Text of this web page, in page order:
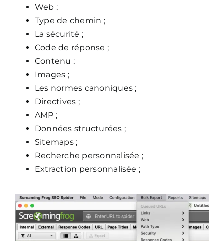
Web ;
Type de chemin ;
La sécurité ;
Code de réponse ;
Contenu ;
Images ;
Les normes canoniques ;
Directives ;
AMP ;
Données structurées ;
Sitemaps ;
Recherche personnalisée ;
Extraction personnalisée ;